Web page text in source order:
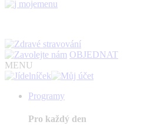
OBJEDNAT
MENU
Programy
Pro každý den